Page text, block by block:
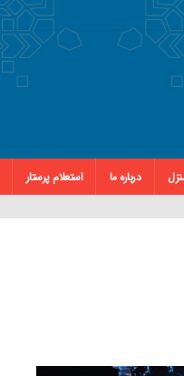
درباره ما استعلام پرستار